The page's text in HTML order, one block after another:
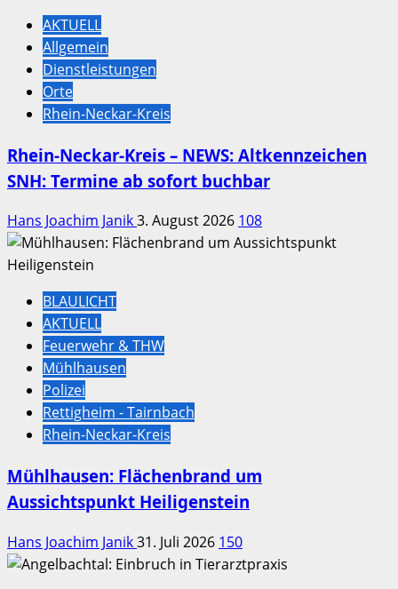
AKTUELL
Allgemein
Dienstleistungen
Orte
Rhein-Neckar-Kreis
Rhein-Neckar-Kreis – NEWS: Altkennzeichen
SNH: Termine ab sofort buchbar
Hans Joachim Janik3. August 2026 108
BLAULICHT
AKTUELL
Feuerwehr & THW
Mühlhausen
Polizei
Rettigheim - Tairnbach
Rhein-Neckar-Kreis
Mühlhausen: Flächenbrand um
Aussichtspunkt Heiligenstein
Hans Joachim Janik31. Juli 2026 150